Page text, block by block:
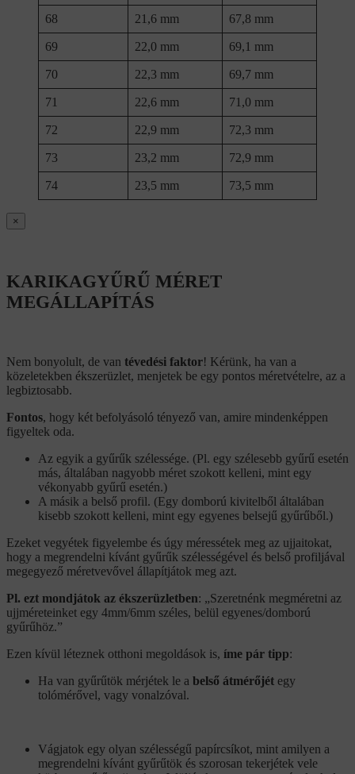
68 21,6 mm 67,8 mm
69 22,0 mm 69,1 mm
70 22,3 mm 69,7 mm
71 22,6 mm 71,0 mm
72 22,9 mm 72,3 mm
73 23,2 mm 72,9 mm
74 23,5 mm 73,5 mm
×
KARIKAGYŰRŰ MÉRET
MEGÁLLAPÍTÁS
Nem bonyolult, de van tévedési faktor! Kérünk, ha van a
közeletekben ékszerüzlet, menjetek be egy pontos méretvételre, az a
legbiztosabb.
Fontos, hogy két befolyásoló tényező van, amire mindenképpen
figyeltek oda.
Az egyik a gyűrűk szélessége. (Pl. egy szélesebb gyűrű esetén
más, általában nagyobb méret szokott kelleni, mint egy
vékonyabb gyűrű esetén.)
A másik a belső profil. (Egy domború kivitelből általában
kisebb szokott kelleni, mint egy egyenes belsejű gyűrűből.)
Ezeket vegyétek figyelembe és úgy méressétek meg az ujjaitokat,
hogy a megrendelni kívánt gyűrűk szélességével és belső profiljával
megegyező méretvevővel állapítjátok meg azt.
Pl. ezt mondjátok az ékszerüzletben: „Szeretnénk megméretni az
ujjméreteinket egy 4mm/6mm széles, belül egyenes/domború
gyűrűhöz.”
Ezen kívül léteznek otthoni megoldások is, íme pár tipp:
Ha van gyűrűtök mérjétek le a belső átmérőjét egy
tolómérővel, vagy vonalzóval.
Vágjatok egy olyan szélességű papírcsíkot, mint amilyen a
megrendelni kívánt gyűrűtök és szorosan tekerjétek vele